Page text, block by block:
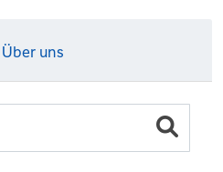
Über uns